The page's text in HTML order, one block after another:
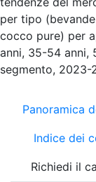
per tipo
cocco pure) per
anni, 35-54 anni,
segmento, 2023-
Panoramica
Indice dei
Richiedi il